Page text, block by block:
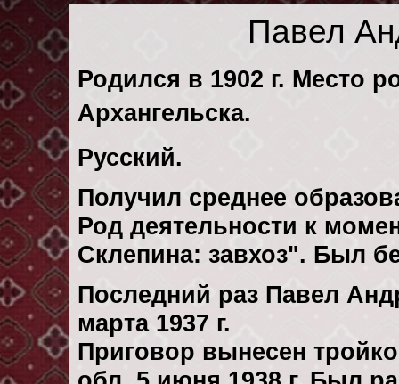
Павел
Родился в 1902 г. Место
Архангельска.
Русский.
Получил среднее
Род деятельности к
Склепина: завхоз". Был
Последний раз Павел
марта 1937 г.
Приговор вынесен